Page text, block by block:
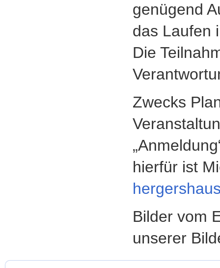
genügend
das Laufen
Die
Zwecks
hierfür ist
Bilder vom
unserer